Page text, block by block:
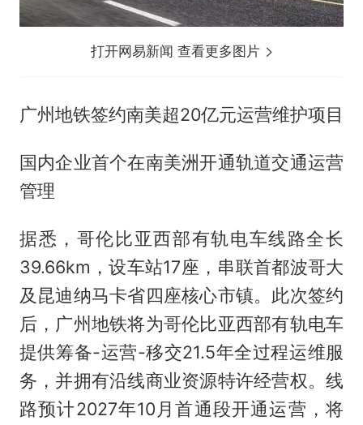
打开网易新闻 查看更多图片
广州地铁签约南美超20亿元运营维护项目
国内企业首个在南美洲开通轨道交通运营
管理
据悉，哥伦比亚西部有轨电车线路全长
39.66km，设车站17座，串联首都波哥大
及昆迪纳马卡省四座核心市镇。此次签约
后，广州地铁将为哥伦比亚西部有轨电车
提供筹备-运营-移交21.5年全过程运维服
务，并拥有沿线商业资源特许经营权。线
路预计2027年10月首通段开通运营，将